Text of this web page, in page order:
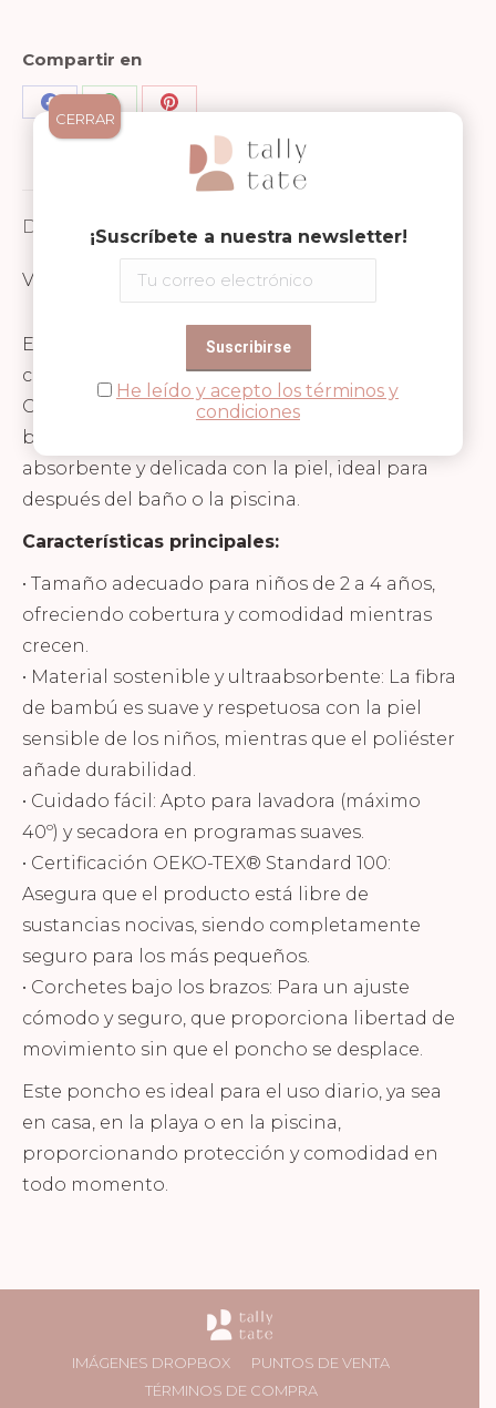
Compartir en
Share Share
WhatsApp
Share
on
Pinterest
Descripción
Valoraciones (0)
El poncho de Timboo es una prenda versátil y
cómoda, perfecta para niños de 1 a 4 años.
Confeccionado con una suave mezcla de 90%
bambú y 10% poliéster, ofrece una textura
absorbente y delicada con la piel, ideal para
después del baño o la piscina.
Características principales:
• Tamaño adecuado para niños de 2 a 4 años,
ofreciendo cobertura y comodidad mientras
crecen.
• Material sostenible y ultraabsorbente: La fibra
de bambú es suave y respetuosa con la piel
sensible de los niños, mientras que el poliéster
añade durabilidad.
• Cuidado fácil: Apto para lavadora (máximo
40º) y secadora en programas suaves.
• Certificación OEKO-TEX® Standard 100:
Asegura que el producto está libre de
sustancias nocivas, siendo completamente
seguro para los más pequeños.
• Corchetes bajo los brazos: Para un ajuste
cómodo y seguro, que proporciona libertad de
movimiento sin que el poncho se desplace.
Este poncho es ideal para el uso diario, ya sea
en casa, en la playa o en la piscina,
proporcionando protección y comodidad en
todo momento.
IMÁGENES DROPBOX
PUNTOS DE VENTA
TÉRMINOS DE COMPRA
¡Suscríbete a nuestra newsletter!
He leído y acepto los términos y
condiciones
CERRAR